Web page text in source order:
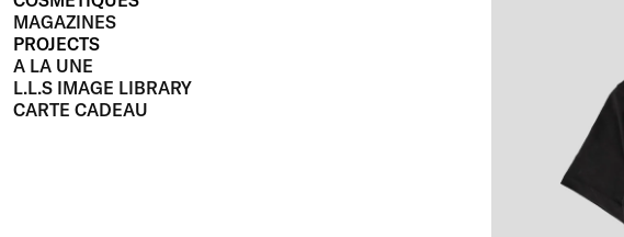
MAGAZINES
PROJECTS
A LA UNE
L.L.S IMAGE LIBRARY
CARTE CADEAU